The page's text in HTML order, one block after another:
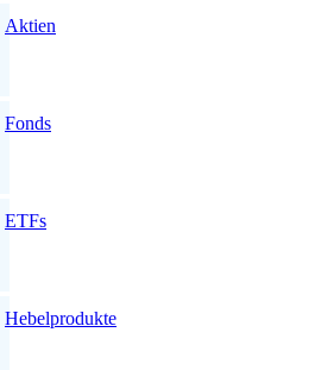
Aktien
Fonds
ETFs
Hebelprodukte